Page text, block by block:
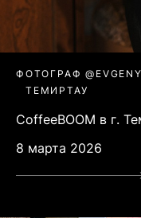
ФОТОГРАФ
ТЕМИРТАУ
CoffeeBOOM в г.
8 марта 2026